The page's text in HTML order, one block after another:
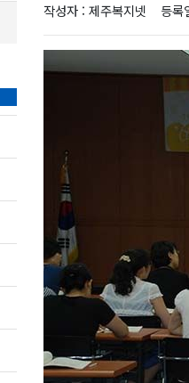
작성자 : 제주복지넷 등